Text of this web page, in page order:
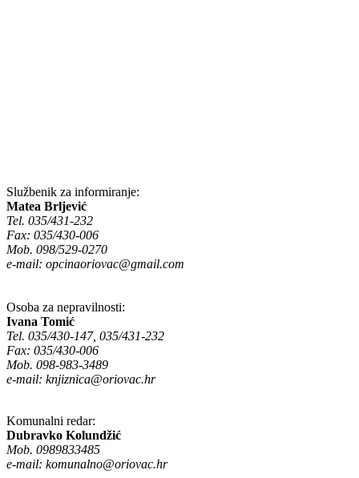
Službenik za informiranje:
Matea Brljević
Tel. 035/431-232
Fax: 035/430-006
Mob. 098/529-0270
e-mail: opcinaoriovac@gmail.com
Osoba za nepravilnosti:
Ivana Tomić
Tel. 035/430-147, 035/431-232
Fax: 035/430-006
Mob. 098-983-3489
e-mail: knjiznica@oriovac.hr
Komunalni redar:
Dubravko Kolundžić
Mob. 0989833485
e-mail: komunalno@oriovac.hr